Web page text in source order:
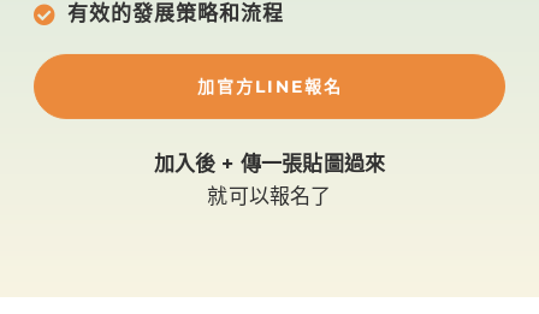
有效的發展策略和流程
加官方LINE報名
加入後 + 傳一張貼圖過來
就可以報名了